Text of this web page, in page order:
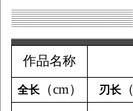
作品名称
全长（cm） 刃长（